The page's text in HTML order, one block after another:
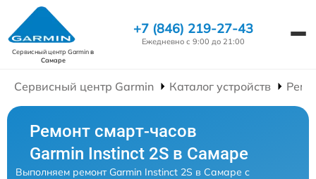
Сервисный центр Garminв
Самаре
+7 (846) 219-27-43
Ежедневно с 9:00 до 21:00
Сервисный центр Garmin Каталог устройств
Ремонт смарт-часов
Garmin Instinct 2S в Самаре
Выполняем ремонт Garmin Instinct 2S в Самаре с